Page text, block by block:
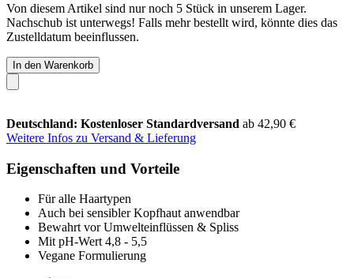
Von diesem Artikel sind nur noch 5 Stück in unserem Lager.
Nachschub ist unterwegs! Falls mehr bestellt wird, könnte dies das
Zustelldatum beeinflussen.
In den Warenkorb
Deutschland: Kostenloser Standardversand ab 42,90 €
Weitere Infos zu Versand & Lieferung
Eigenschaften und Vorteile
Für alle Haartypen
Auch bei sensibler Kopfhaut anwendbar
Bewahrt vor Umwelteinflüssen & Spliss
Mit pH-Wert 4,8 - 5,5
Vegane Formulierung